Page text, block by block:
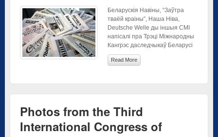
Беларускія Навіны, “Заўтра
тваёй краіны”, Наша Ніва,
Deutsche Welle ды іншыя СМІ
напісалі пра Трэці Міжнародны
Кангрэс даследчыкаў Беларусі
Read More
Photos from the Third
International Congress of